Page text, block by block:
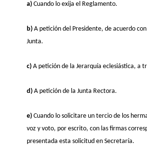
a) Cuando lo exija el Reglamento.
b) A petición del Presidente, de acuerdo
Junta.
c) A petición de la Jerarquía eclesiástica, a
d) A petición de la Junta Rectora.
e) Cuando lo solicitare un tercio de los
voz y voto, por escrito, con las firmas
presentada esta solicitud en Secretaría.